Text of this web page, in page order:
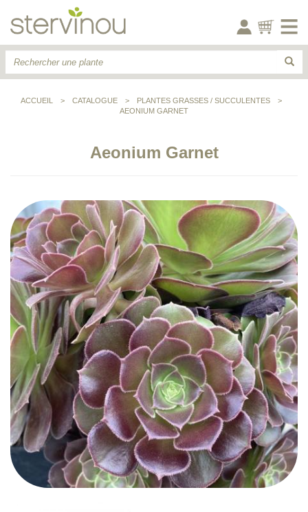
ACCUEIL > CATALOGUE > PLANTES GRASSES / SUCCULENTES
>
AEONIUM GARNET
Aeonium Garnet